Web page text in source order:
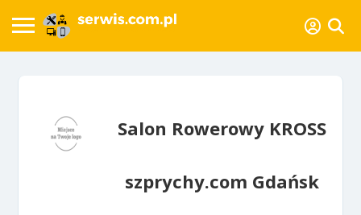
Salon Rowerowy KROSS
szprychy.com Gdańsk